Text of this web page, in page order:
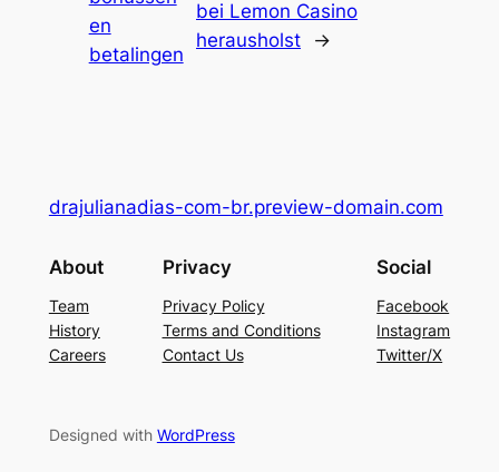
en
betalingen
bei Lemon Casino
herausholst
→
drajulianadias-com-br.preview-domain.com
About
Team
History
Careers
Privacy
Privacy Policy
Terms and Conditions
Contact Us
Social
Facebook
Instagram
Twitter/X
Designed with WordPress